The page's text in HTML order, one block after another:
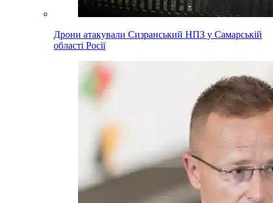
Дрони атакували Сизранський НПЗ у Самарській
області Росії